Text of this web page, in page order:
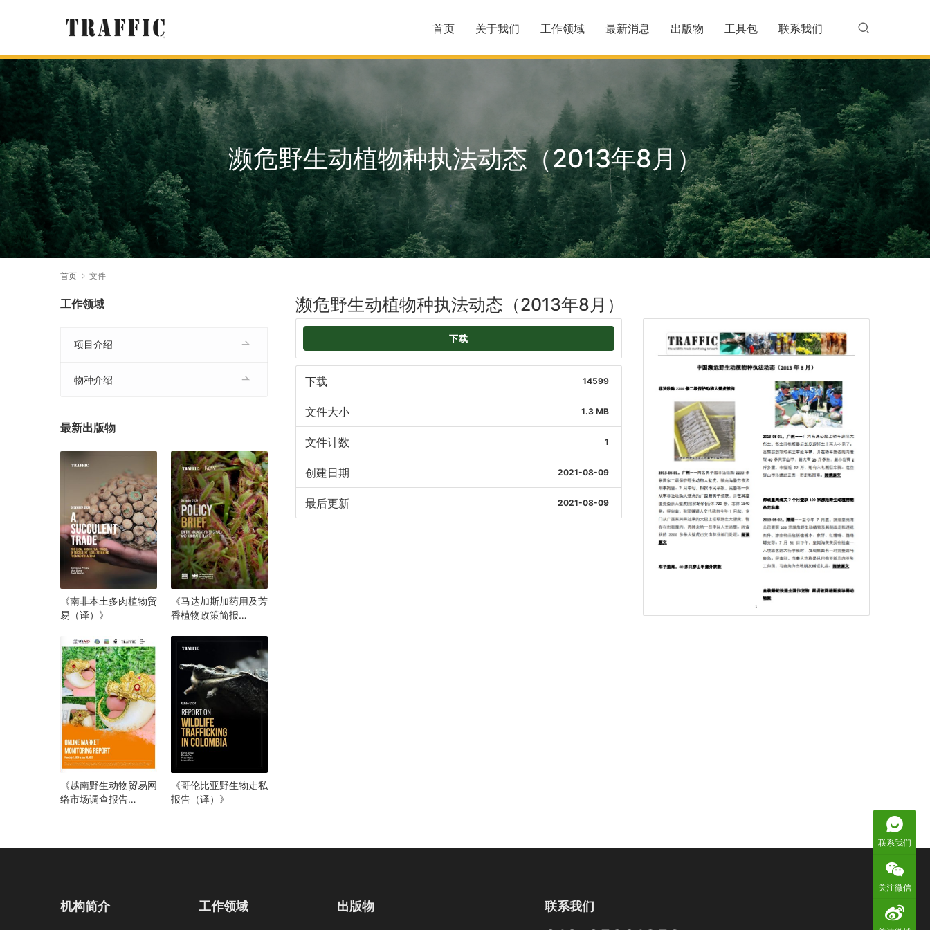
首页 关于我们 工作领域 最新消息 出版物 工具包 联系我们
濒危野生动植物种执法动态（2013年8月）
首页 文件
濒危野生动植物种执法动态（2013年8月）
下载
下载 14599
文件大小 1.3 MB
文件计数 1
创建日期 2021-08-09
最后更新 2021-08-09
工作领域
项目介绍
物种介绍
最新出版物
《南非本土多肉植物贸
易（译）》
《马达加斯加药用及芳
香植物政策简报
《越南野生动物贸易网
络市场调查报告
《哥伦比亚野生物走私
报告（译）》
机构简介 工作领域 出版物 联系我们
联系我们
关注微信